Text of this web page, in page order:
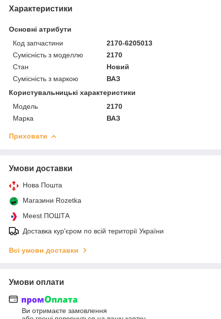
Характеристики
Основні атрибути
Код запчастини
2170-6205013
Сумісність з моделлю
2170
Стан
Новий
Сумісність з маркою
ВАЗ
Користувальницькі характеристики
Мoдель
2170
Марка
ВАЗ
Приховати
Умови доставки
Нова Пошта
Магазини Rozetka
Meest ПОШТА
Доставка кур'єром по всій території України
Всі умови доставки
Умови оплати
Ви отримаєте замовлення